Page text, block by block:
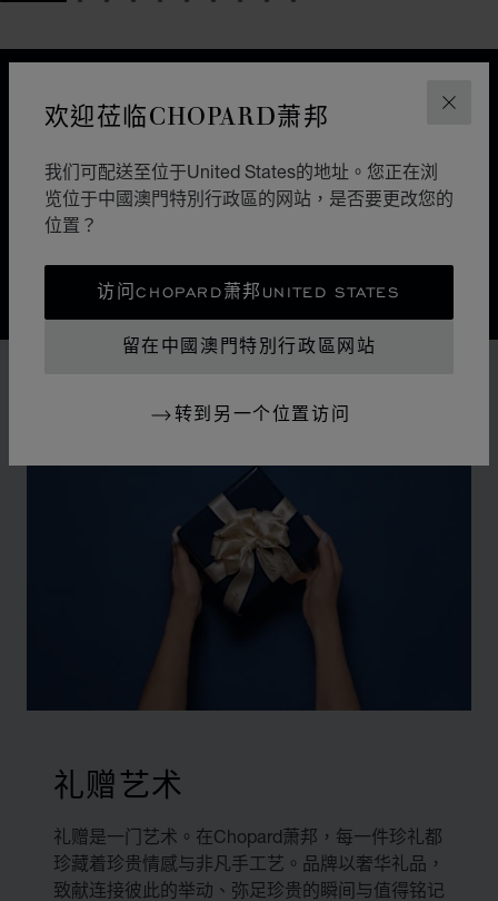
关闭
欢迎莅临CHOPARD萧邦
我们可配送至位于United States的地址。您正在浏
览位于中國澳門特別行政區的网站，是否要更改您的
位置？
访问CHOPARD萧邦UNITED STATES
留在中國澳門特別行政區网站
转到另一个位置访问
GO TO SLIDE 1GO TO SLIDE 2
GO TO SLIDE 3
GO TO SLIDE 4
GO TO SLIDE 5
GO TO SLIDE 6
GO TO SLIDE 7
GO TO SLIDE 8
GO TO SLIDE 9
GO TO SLIDE 10
经典设计
大自然引导着萧邦制表师的巧手。Alpine Eagle雪山傲翼
瑞士腕表是一曲细腻考究的交响乐章，每一处细节都受到
礼赠艺术
礼赠是一门艺术。在Chopard萧邦，每一件珍礼都
珍藏着珍贵情感与非凡手工艺。品牌以奢华礼品，
致献连接彼此的举动、弥足珍贵的瞬间与值得铭记